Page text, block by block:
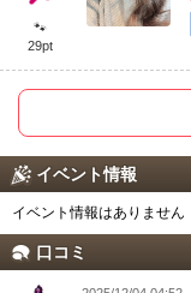
🐾
29pt
イベント情報
イベント情報はありません
口コミ
沖縄